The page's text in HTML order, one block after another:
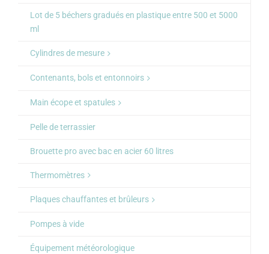
Lot de 5 béchers gradués en plastique entre 500 et 5000
ml
Cylindres de mesure
Contenants, bols et entonnoirs
Main écope et spatules
Pelle de terrassier
Brouette pro avec bac en acier 60 litres
Thermomètres
Plaques chauffantes et brûleurs
Pompes à vide
Équipement météorologique